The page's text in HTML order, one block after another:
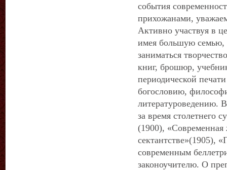
события
прихожанами,
Активно участвуя в
имея большую семью,
заниматься
книг, брошюр,
периодической
богословию,
литературоведению.
за время столетнего
(1900), «Современная
сектантстве»(1905),
современным
законоучителю. О